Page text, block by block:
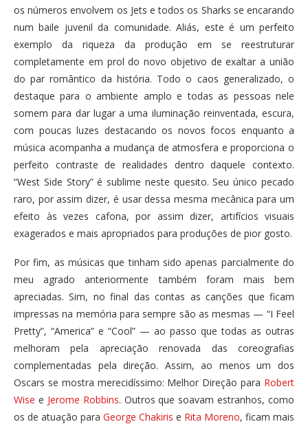
os números envolvem os Jets e todos os Sharks se encarando
num baile juvenil da comunidade. Aliás, este é um perfeito
exemplo da riqueza da produção em se reestruturar
completamente em prol do novo objetivo de exaltar a união
do par romântico da história. Todo o caos generalizado, o
destaque para o ambiente amplo e todas as pessoas nele
somem para dar lugar a uma iluminação reinventada, escura,
com poucas luzes destacando os novos focos enquanto a
música acompanha a mudança de atmosfera e proporciona o
perfeito contraste de realidades dentro daquele contexto.
“West Side Story” é sublime neste quesito. Seu único pecado
raro, por assim dizer, é usar dessa mesma mecânica para um
efeito às vezes cafona, por assim dizer, artifícios visuais
exagerados e mais apropriados para produções de pior gosto.
Por fim, as músicas que tinham sido apenas parcialmente do
meu agrado anteriormente também foram mais bem
apreciadas. Sim, no final das contas as canções que ficam
impressas na memória para sempre são as mesmas — “I Feel
Pretty”, “America” e “Cool” — ao passo que todas as outras
melhoram pela apreciação renovada das coreografias
complementadas pela direção. Assim, ao menos um dos
Oscars se mostra merecidíssimo: Melhor Direção para Robert
Wise e Jerome Robbins. Outros que soavam estranhos, como
os de atuação para George Chakiris e Rita Moreno, ficam mais